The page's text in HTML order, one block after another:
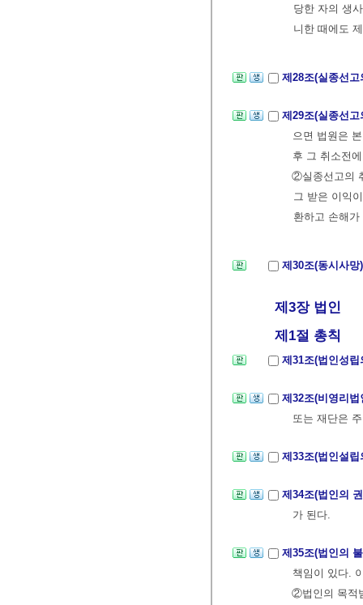
당한 자의 생
니한 때에도
제28조(실종선
제29조(실종선
으면 법원은
후 그 취소전
②실종선고의
그 받은 이익
환하고 손해
제30조(동시사
제3장 법인
제1절 총칙
제31조(법인성
제32조(비영리
또는 재단은
제33조(법인설
제34조(법인의
가 된다.
제35조(법인의
책임이 있다.
②법인의 목적